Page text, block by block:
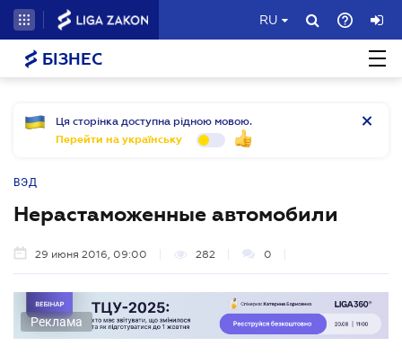
RU
БІЗНЕС
Ця сторінка доступна рідною мовою.
Перейти на українську
ВЭД
Нерастаможенные автомобили
29 июня 2016, 09:00 282 0
Реклама